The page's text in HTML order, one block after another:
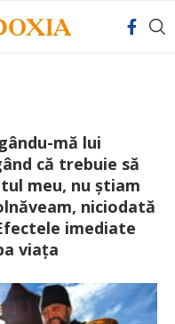
mă lui
că trebuie să
meu, nu ştiam
niciodată
imediate
viața